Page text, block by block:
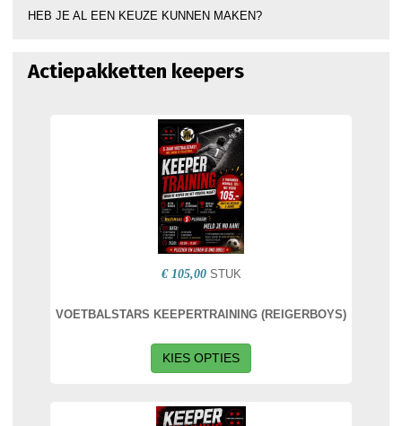
HEB JE AL EEN KEUZE KUNNEN MAKEN?
Actiepakketten keepers
€ 105,00 STUK
VOETBALSTARS KEEPERTRAINING (REIGERBOYS)
KIES OPTIES